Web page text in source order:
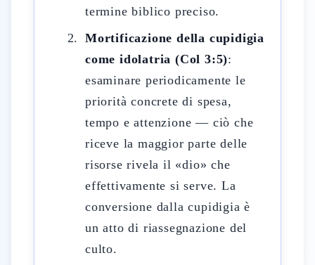
termine biblico preciso.
Mortificazione della cupidigia
come idolatria (Col 3:5):
esaminare periodicamente le
priorità concrete di spesa,
tempo e attenzione — ciò che
riceve la maggior parte delle
risorse rivela il «dio» che
effettivamente si serve. La
conversione dalla cupidigia è
un atto di riassegnazione del
culto.